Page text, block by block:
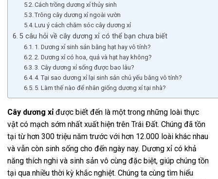
Cách trồng dương xỉ thủy sinh
Trông cây dương xỉ ngoài vườn
Lưu ý cách chăm sóc cây dương xỉ
5 câu hỏi về cây dương xỉ có thể bạn chưa biết
1. Dương xỉ sinh sản bằng hạt hay vô tính?
2. Dương xỉ có hoa, quả và hạt hay không?
3. Cây dương xỉ sống được bao lâu?
4. Tại sao dương xỉ lại sinh sản chủ yếu bằng vô tính?
5. Làm thế nào để nhân giống dương xỉ tại nhà?
Cây dương xỉđược biết đến là một trong những loài thực
vật có mạch sớm nhất xuất hiện trên Trái Đất. Chúng đã tồn
tại từ hơn 300 triệu năm trước với hơn 12.000 loài khác nhau
và vẫn còn sinh sống cho đến ngày nay. Dương xỉ có khả
năng thích nghi và sinh sản vô cùng đặc biệt, giúp chúng tồn
tại qua nhiều thời kỳ khắc nghiệt. Chúng ta cùng tìm hiểu